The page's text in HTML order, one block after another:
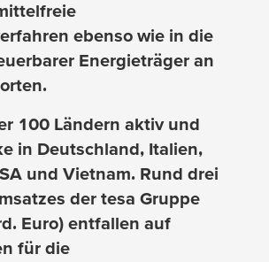
ebenso wie in die
Energieträger an
100 Ländern aktiv und
in Deutschland, Italien,
und Vietnam. Rund drei
der tesa Gruppe
Euro) entfallen auf
für die